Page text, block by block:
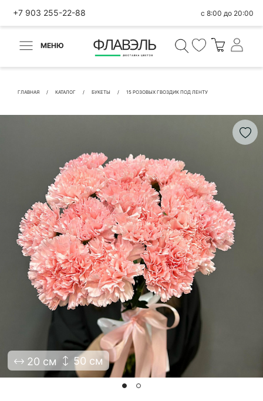
+7 903 255-22-88 с 8:00 до 20:00
МЕНЮ
ГЛАВНАЯ КАТАЛОГ БУКЕТЫ 15 РОЗОВЫХ ГВОЗДИК ПОД ЛЕНТУ
20 см 50 см
ВЕРНУТЬСЯ
Быстрая покупка
КОНТАКТНЫЕ ДАННЫЕ
БЫСТРАЯ ПОКУПКА
Я принимаю Политику конфиденциальности и
Правила использования сайта ФЛАВЭЛЬ. Мы не
продаем ваши данные и храним их в безопасности